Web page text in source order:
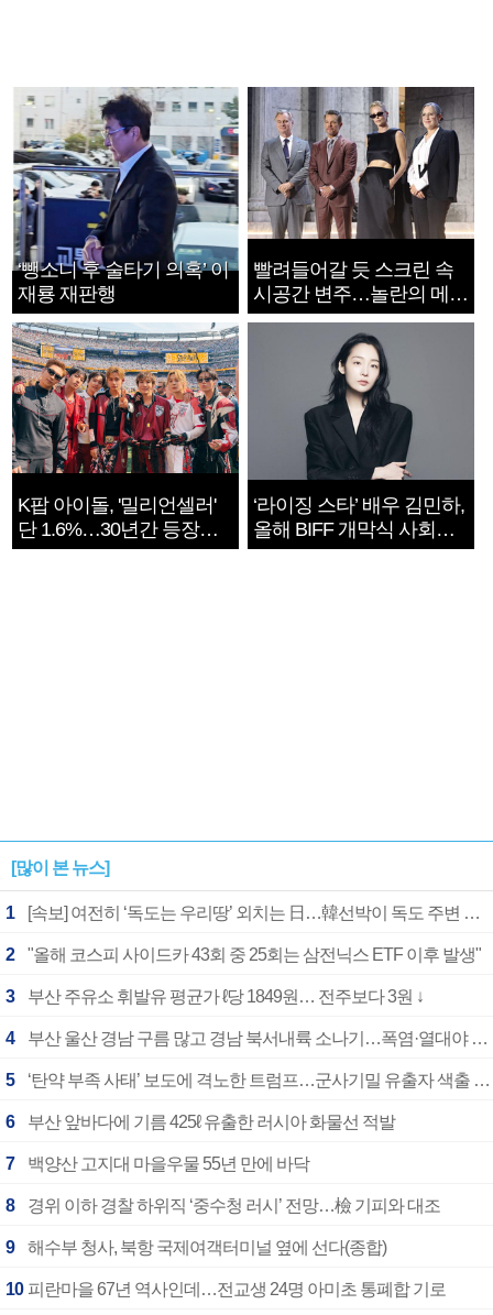
‘뺑소니 후 술타기 의혹’ 이
재룡 재판행
빨려들어갈 듯 스크린 속
시공간 변주…놀란의 메시
지는 ‘전쟁 속죄’
K팝 아이돌, '밀리언셀러'
단 1.6%…30년간 등장
1182개팀 전수조사
‘라이징 스타’ 배우 김민하,
올해 BIFF 개막식 사회자
확정
[많이 본 뉴스]
1 [속보] 여전히 ‘독도는 우리땅’ 외치는 日…韓선박이 독도 주변 해양조사 활동하자 반발
2 "올해 코스피 사이드카 43회 중 25회는 삼전닉스 ETF 이후 발생"
3 부산 주유소 휘발유 평균가 ℓ당 1849원… 전주보다 3원 ↓
4 부산 울산 경남 구름 많고 경남 북서내륙 소나기…폭염·열대야 계속
5 ‘탄약 부족 사태’ 보도에 격노한 트럼프…군사기밀 유출자 색출 지시
6 부산 앞바다에 기름 425ℓ 유출한 러시아 화물선 적발
7 백양산 고지대 마을우물 55년 만에 바닥
8 경위 이하 경찰 하위직 ‘중수청 러시’ 전망…檢 기피와 대조
9 해수부 청사, 북항 국제여객터미널 옆에 선다(종합)
10 피란마을 67년 역사인데…전교생 24명 아미초 통폐합 기로